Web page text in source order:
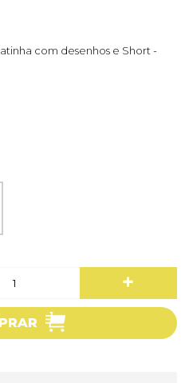
com desenhos e Short -
+